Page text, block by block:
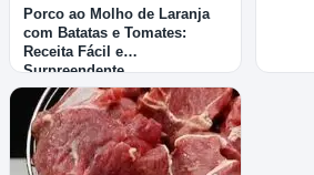
Porco ao Molho de Laranja
com Batatas e Tomates:
Receita Fácil e
Surpreendente